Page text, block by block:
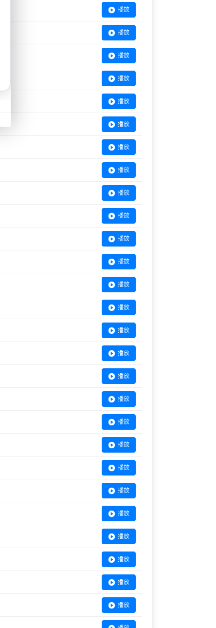
播放
播放
播放
播放
播放
播放
播放
播放
播放
播放
播放
播放
播放
播放
播放
播放
播放
播放
播放
播放
播放
播放
播放
播放
播放
播放
播放